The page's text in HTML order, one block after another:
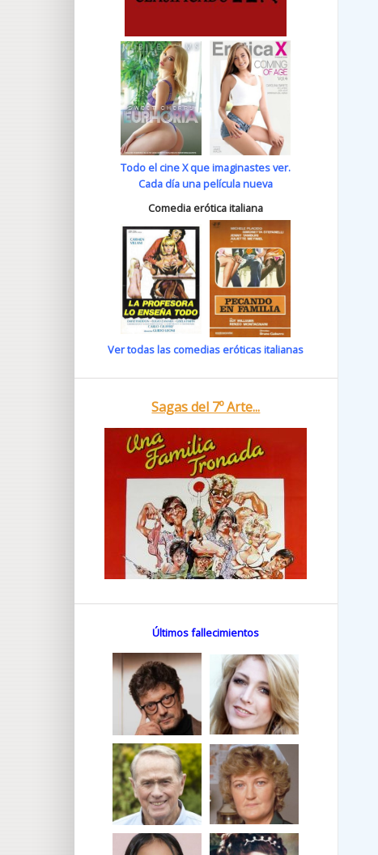
Todo el cine X que imaginastes ver.
Cada día una película nueva
Comedia erótica italiana
Ver todas las comedias eróticas italianas
Sagas del 7º Arte...
Últimos fallecimientos